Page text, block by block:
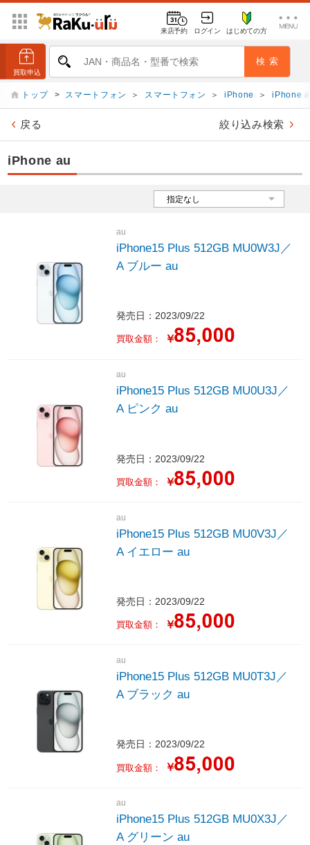
来店予約 ログイン はじめての方
トップ > スマートフォン ＞ スマートフォン ＞ iPhone ＞ iPhone
戻る 絞り込み検索
iPhone au
au
iPhone15 Plus 512GB MU0W3J／
A ブルー au
発売日：2023/09/22
買取金額： ￥
au
iPhone15 Plus 512GB MU0U3J／
A ピンク au
発売日：2023/09/22
買取金額： ￥
au
iPhone15 Plus 512GB MU0V3J／
A イエロー au
発売日：2023/09/22
買取金額： ￥
au
iPhone15 Plus 512GB MU0T3J／
A ブラック au
発売日：2023/09/22
買取金額： ￥
au
iPhone15 Plus 512GB MU0X3J／
A グリーン au